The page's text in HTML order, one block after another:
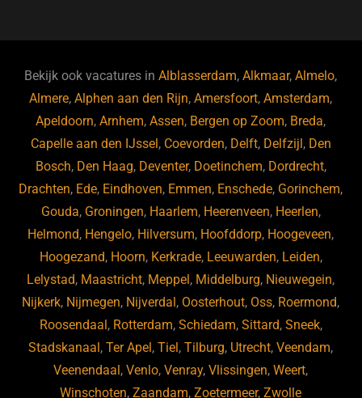
b
o
o
k
ky dI
n
Bekijk ook vacatures inAlblasserdam,Alkmaar,Almelo,
Almere,Alphen aan den Rijn,Amersfoort,Amsterdam,
Apeldoorn,Arnhem,Assen, Bergen op Zoom, Breda,
Capelle aan den IJssel, Coevorden, Delft, Delfzijl, Den
Bosch, Den Haag, Deventer, Doetinchem, Dordrecht,
Drachten, Ede, Eindhoven, Emmen, Enschede, Gorinchem,
Gouda, Groningen, Haarlem, Heerenveen, Heerlen,
Helmond, Hengelo, Hilversum, Hoofddorp, Hoogeveen,
Hoogezand, Hoorn, Kerkrade, Leeuwarden, Leiden,
Lelystad, Maastricht, Meppel, Middelburg, Nieuwegein,
Nijkerk, Nijmegen, Nijverdal, Oosterhout, Oss, Roermond,
Roosendaal, Rotterdam, Schiedam, Sittard, Sneek,
Stadskanaal,Ter Apel,Tiel,Tilburg, Utrecht,Veendam,
Veenendaal,Venlo,Venray,Vlissingen,Weert,
Winschoten,Zaandam,Zoetermeer,Zwolle